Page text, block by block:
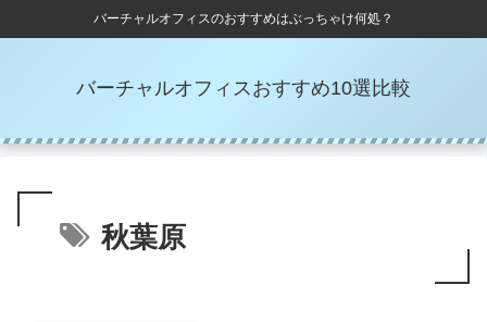
バーチャルオフィスのおすすめはぶっちゃけ何処？
バーチャルオフィスおすすめ10選比較
秋葉原